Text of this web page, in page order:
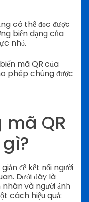
có thể đọc được
biến dạng của
nhỏ.
mã QR của
phép chúng được
mã QR
để kết nối người
Dưới đây là
và người ảnh
cách hiệu quả: